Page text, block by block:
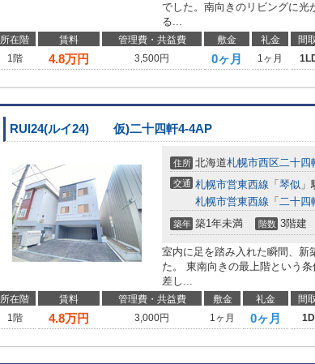
でした。南向きのリビングに光
る...
所在階 賃料 管理費・共益費 敷金 礼金 間
1階
4.8万円 3,500円 0ヶ月 1ヶ月
RUI24(ルイ24) 仮)二十四軒4-4AP
住所 北海道札幌市西区二十四
交通 札幌市営東西線 「 琴似
札幌市営東西線 「 二十四
築年 築1年未満 階数 3階建
室内に足を踏み入れた瞬間、新
た。 東南向きの最上階という
差し...
所在階 賃料 管理費・共益費 敷金 礼金 間
1階
4.8万円 3,000円 1ヶ月 0ヶ月